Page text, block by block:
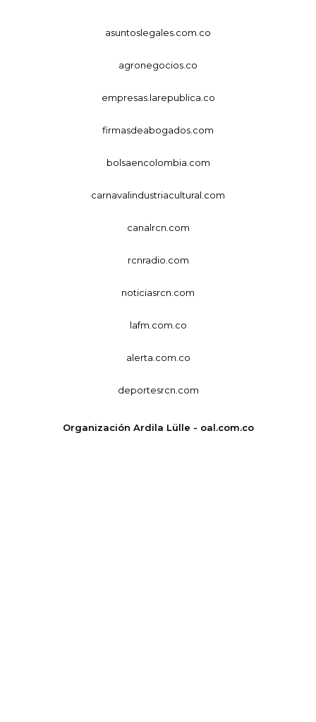
asuntoslegales.com.co
agronegocios.co
empresas.larepublica.co
firmasdeabogados.com
bolsaencolombia.com
carnavalindustriacultural.com
canalrcn.com
rcnradio.com
noticiasrcn.com
lafm.com.co
alerta.com.co
deportesrcn.com
Organización Ardila Lülle - oal.com.co